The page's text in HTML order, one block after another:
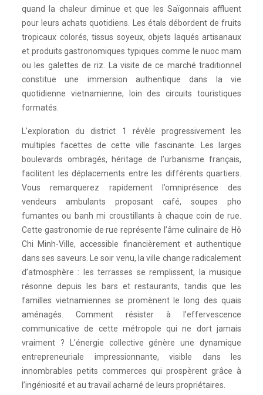
quand la chaleur diminue et que les Saïgonnais affluent
pour leurs achats quotidiens. Les étals débordent de fruits
tropicaux colorés, tissus soyeux, objets laqués artisanaux
et produits gastronomiques typiques comme le nuoc mam
ou les galettes de riz. La visite de ce marché traditionnel
constitue une immersion authentique dans la vie
quotidienne vietnamienne, loin des circuits touristiques
formatés.
L’exploration du district 1 révèle progressivement les
multiples facettes de cette ville fascinante. Les larges
boulevards ombragés, héritage de l’urbanisme français,
facilitent les déplacements entre les différents quartiers.
Vous remarquerez rapidement l’omniprésence des
vendeurs ambulants proposant café, soupes pho
fumantes ou banh mi croustillants à chaque coin de rue.
Cette gastronomie de rue représente l’âme culinaire de Hô
Chi Minh-Ville, accessible financièrement et authentique
dans ses saveurs. Le soir venu, la ville change radicalement
d’atmosphère : les terrasses se remplissent, la musique
résonne depuis les bars et restaurants, tandis que les
familles vietnamiennes se promènent le long des quais
aménagés. Comment résister à l’effervescence
communicative de cette métropole qui ne dort jamais
vraiment ? L’énergie collective génère une dynamique
entrepreneuriale impressionnante, visible dans les
innombrables petits commerces qui prospèrent grâce à
l’ingéniosité et au travail acharné de leurs propriétaires.